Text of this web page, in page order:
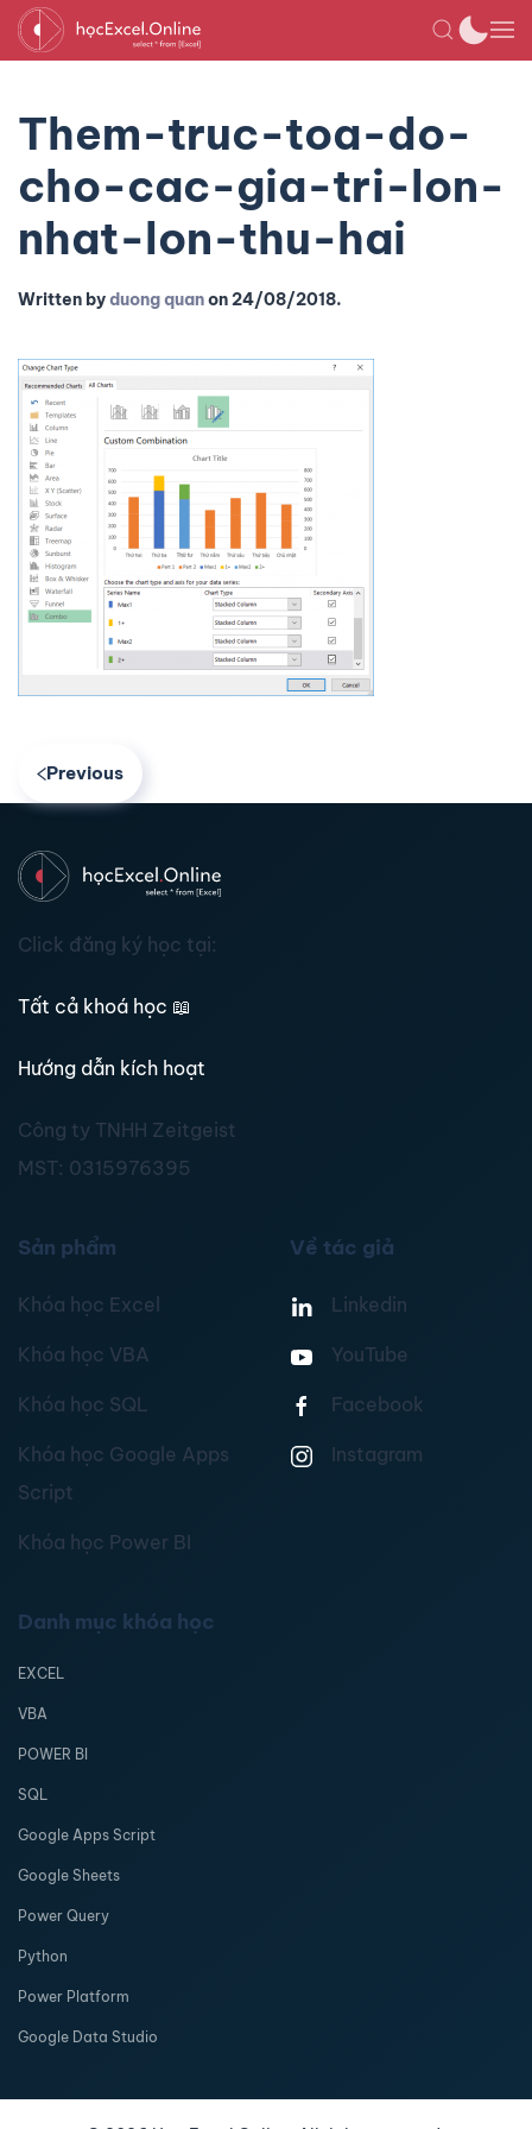
Them-truc-toa-do-
cho-cac-gia-tri-lon-
nhat-lon-thu-hai
Written byduong quanon24/08/2018.
Previous
Click đăng ký học tại:
Tất cả khoá học 📖
Hướng dẫn kích hoạt
Công ty TNHH Zeitgeist
MST: 0315976395
Sản phẩm
Khóa học Excel
Khóa học VBA
Khóa học SQL
Khóa học Google Apps
Script
Khóa học Power BI
Về tác giả
Linkedin
YouTube
Facebook
Instagram
Danh mục khóa học
EXCEL
VBA
POWER BI
SQL
Google Apps Script
Google Sheets
Power Query
Python
Power Platform
Google Data Studio